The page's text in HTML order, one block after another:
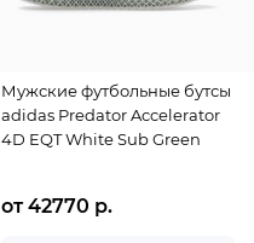
Мужские футбольные бутсы
adidas Predator Accelerator
4D EQT White Sub Green
от 42770 р.